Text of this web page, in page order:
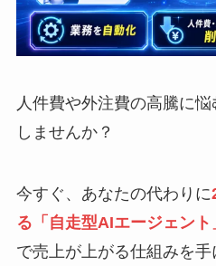
人件費や外注費の高騰に
しませんか？
今すぐ、あなたの代わりに
る「自走型AIエージェント
で売上が上がる仕組みを手